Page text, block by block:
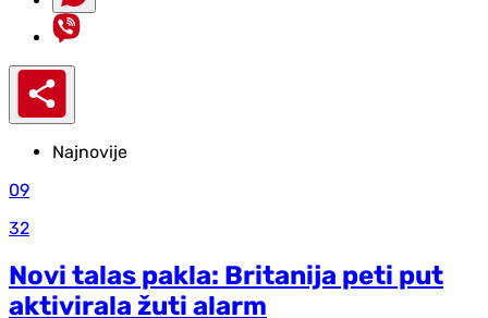
Najnovije
09
32
Novi talas pakla: Britanija peti put
aktivirala žuti alarm